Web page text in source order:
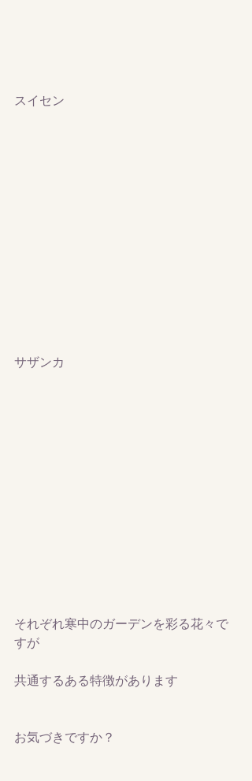
スイセン
サザンカ
それぞれ寒中のガーデンを彩る花々で
すが
共通するある特徴があります
お気づきですか？